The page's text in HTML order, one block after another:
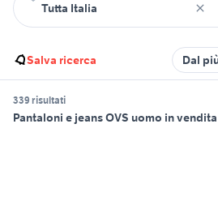
Salva ricerca Dal
339 risultati
Pantaloni e jeans OVS uomo in vendita